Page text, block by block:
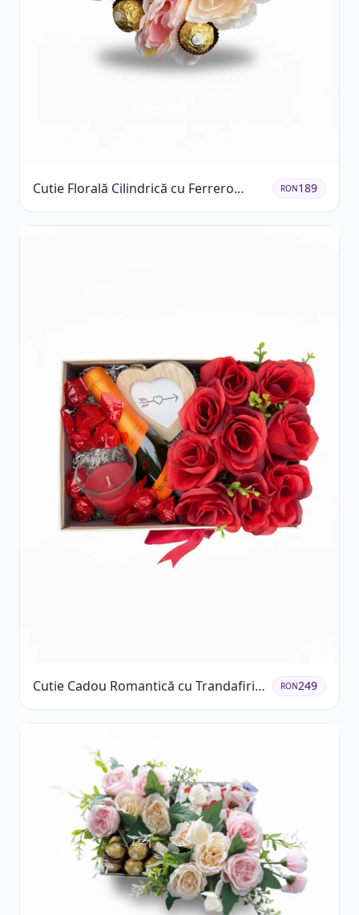
Cutie Florală Cilindrică cu Ferrero
Rocher și Trandafiri Pastel
RON189
Cutie Cadou Romantică cu Trandafiri
Șampanie și Lumânare
RON249